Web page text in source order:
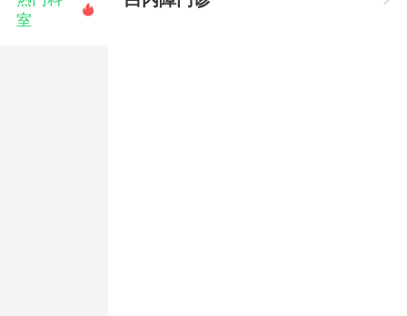
室
